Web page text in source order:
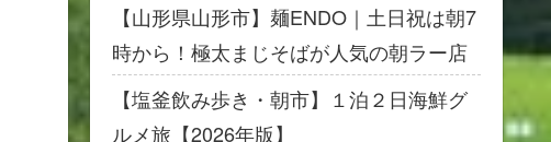
【山形県山形市】麺ENDO｜土日祝は朝7
時から！極太まじそばが人気の朝ラー店
【塩釜飲み歩き・朝市】１泊２日海鮮グ
ルメ旅【2026年版】